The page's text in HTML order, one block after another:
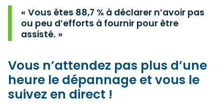
Vous êtes 88,7 % à déclarer n’avoir pas
ou peu d’efforts à fournir pour être
assisté.
Vous n’attendez pas plus d’une
heure le dépannage et vous le
suivez en direct !